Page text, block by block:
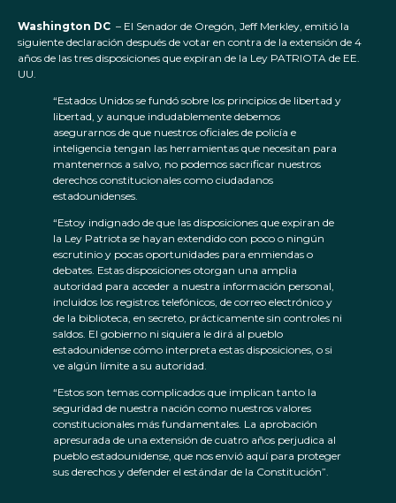
Washington DC – El Senador de Oregón, Jeff Merkley, emitió la
siguiente declaración después de votar en contra de la extensión de 4
años de las tres disposiciones que expiran de la Ley PATRIOTA de EE.
UU.
“Estados Unidos se fundó sobre los principios de libertad y
libertad, y aunque indudablemente debemos
asegurarnos de que nuestros oficiales de policía e
inteligencia tengan las herramientas que necesitan para
mantenernos a salvo, no podemos sacrificar nuestros
derechos constitucionales como ciudadanos
estadounidenses.
“Estoy indignado de que las disposiciones que expiran de
la Ley Patriota se hayan extendido con poco o ningún
escrutinio y pocas oportunidades para enmiendas o
debates. Estas disposiciones otorgan una amplia
autoridad para acceder a nuestra información personal,
incluidos los registros telefónicos, de correo electrónico y
de la biblioteca, en secreto, prácticamente sin controles ni
saldos. El gobierno ni siquiera le dirá al pueblo
estadounidense cómo interpreta estas disposiciones, o si
ve algún límite a su autoridad.
“Estos son temas complicados que implican tanto la
seguridad de nuestra nación como nuestros valores
constitucionales más fundamentales. La aprobación
apresurada de una extensión de cuatro años perjudica al
pueblo estadounidense, que nos envió aquí para proteger
sus derechos y defender el estándar de la Constitución”.